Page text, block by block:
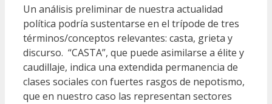
Un análisis preliminar de nuestra actualidad
política podría sustentarse en el trípode de tres
términos/conceptos relevantes: casta, grieta y
discurso. “CASTA”, que puede asimilarse a élite y
caudillaje, indica una extendida permanencia de
clases sociales con fuertes rasgos de nepotismo,
que en nuestro caso las representan sectores